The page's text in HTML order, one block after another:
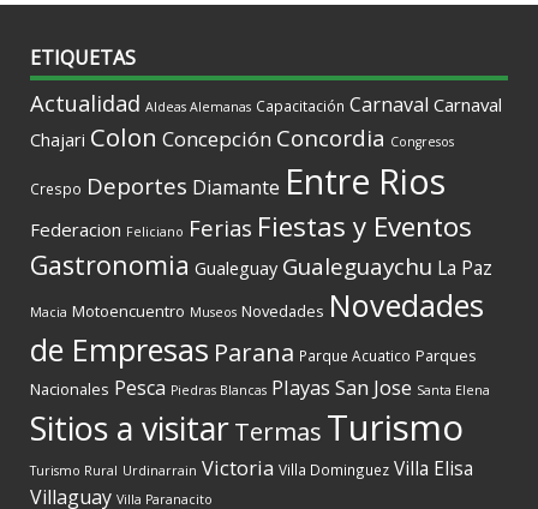
ETIQUETAS
Actualidad Aldeas Alemanas Capacitación Carnaval Carnaval
Chajari Colon Concepción Concordia Congresos
Crespo Deportes Diamante Entre Rios
Federacion Feliciano Ferias Fiestas y Eventos
Gastronomia Gualeguay Gualeguaychu La Paz
Macia Motoencuentro Museos Novedades Novedades
de Empresas Parana Parque Acuatico Parques
Nacionales Pesca Piedras Blancas Playas San Jose Santa Elena
Sitios a visitarTermas Turismo
Turismo Rural Urdinarrain Victoria Villa Dominguez Villa Elisa
Villaguay Villa Paranacito